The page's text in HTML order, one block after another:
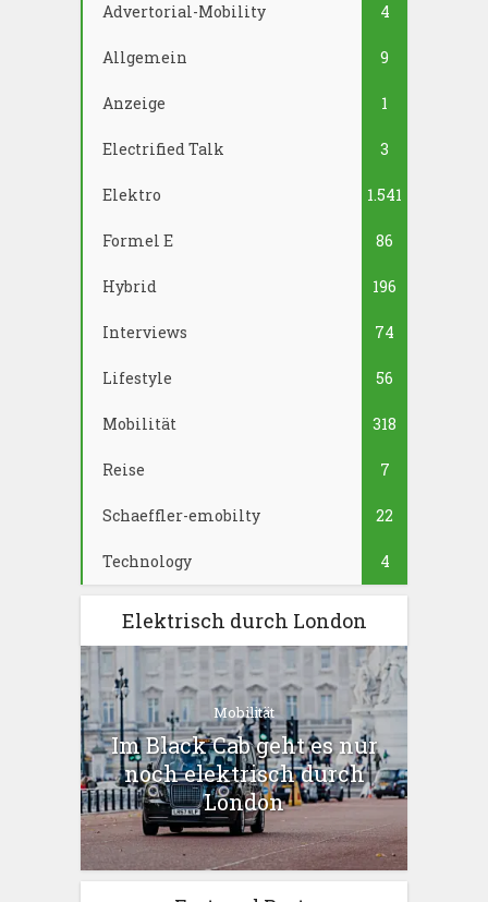
Advertorial-Mobility 4
Allgemein 9
Anzeige 1
Electrified Talk 3
Elektro 1.541
Formel E 86
Hybrid 196
Interviews 74
Lifestyle 56
Mobilität 318
Reise 7
Schaeffler-emobilty 22
Technology 4
Elektrisch durch London
Mobilität
Im Black Cab geht es nur
noch elektrisch durch
London